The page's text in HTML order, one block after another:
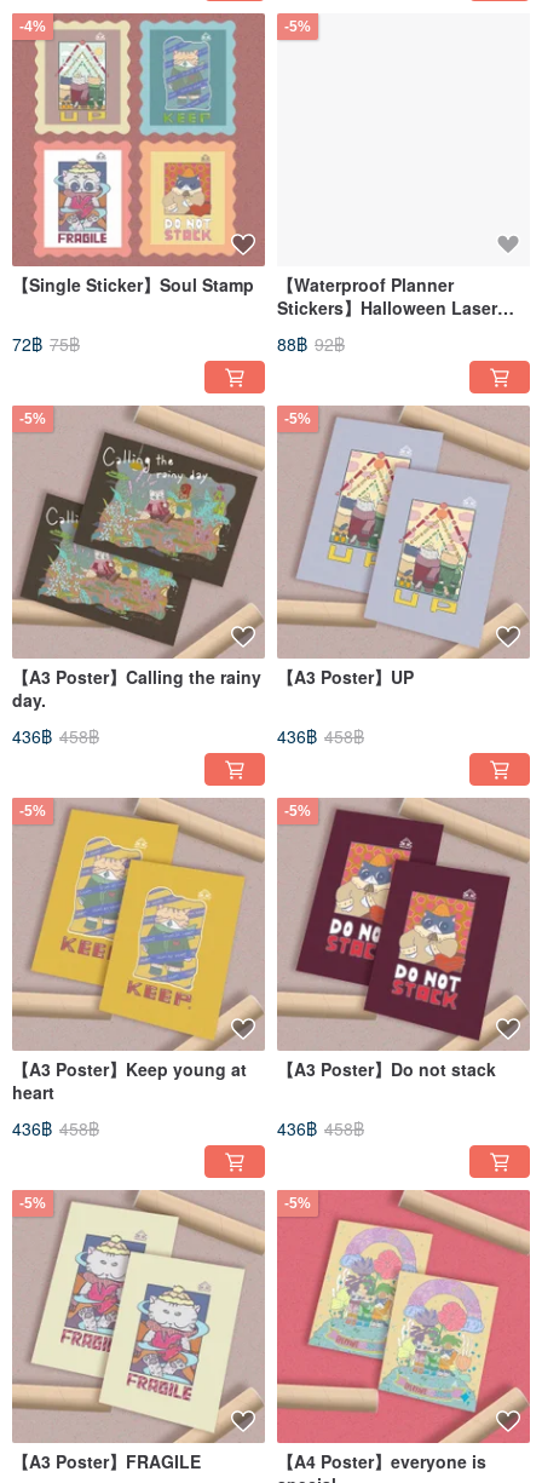
-4%
【Single Sticker】Soul Stamp
72฿ 75฿
-5%
【Waterproof Planner
Stickers】Halloween Laser
Holographic
88฿ 92฿
-5%
【A3 Poster】Calling the rainy
day.
436฿ 458฿
-5%
【A3 Poster】UP
436฿ 458฿
-5%
【A3 Poster】Keep young at
heart
436฿ 458฿
-5%
【A3 Poster】Do not stack
436฿ 458฿
-5%
【A3 Poster】FRAGILE
-5%
【A4 Poster】everyone is